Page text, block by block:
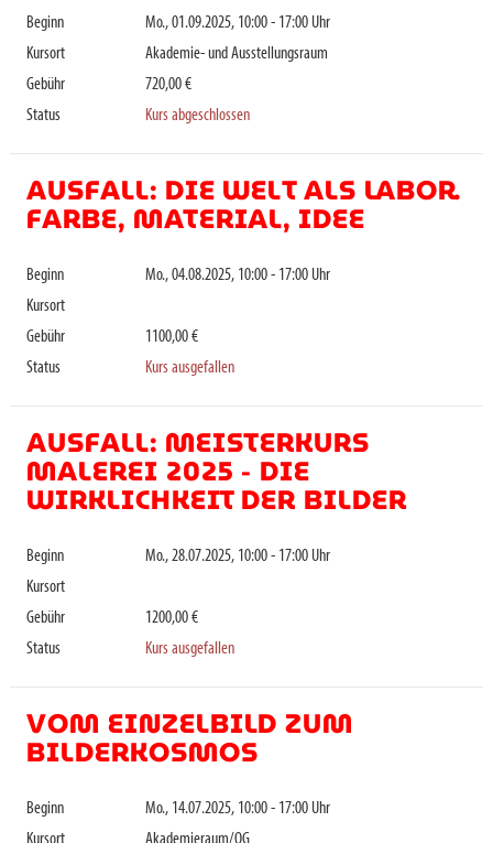
Beginn
Mo., 01.09.2025, 10:00 - 17:00 Uhr
Kursort
Akademie- und Ausstellungsraum
Gebühr
720,00 €
Status
Kurs abgeschlossen
AUSFALL: DIE WELT ALS LABOR.
FARBE, MATERIAL, IDEE
Beginn
Mo., 04.08.2025, 10:00 - 17:00 Uhr
Kursort
Gebühr
1100,00 €
Status
Kurs ausgefallen
AUSFALL: MEISTERKURS
MALEREI 2025 - DIE
WIRKLICHKEIT DER BILDER
Beginn
Mo., 28.07.2025, 10:00 - 17:00 Uhr
Kursort
Gebühr
1200,00 €
Status
Kurs ausgefallen
VOM EINZELBILD ZUM
BILDERKOSMOS
Beginn
Mo., 14.07.2025, 10:00 - 17:00 Uhr